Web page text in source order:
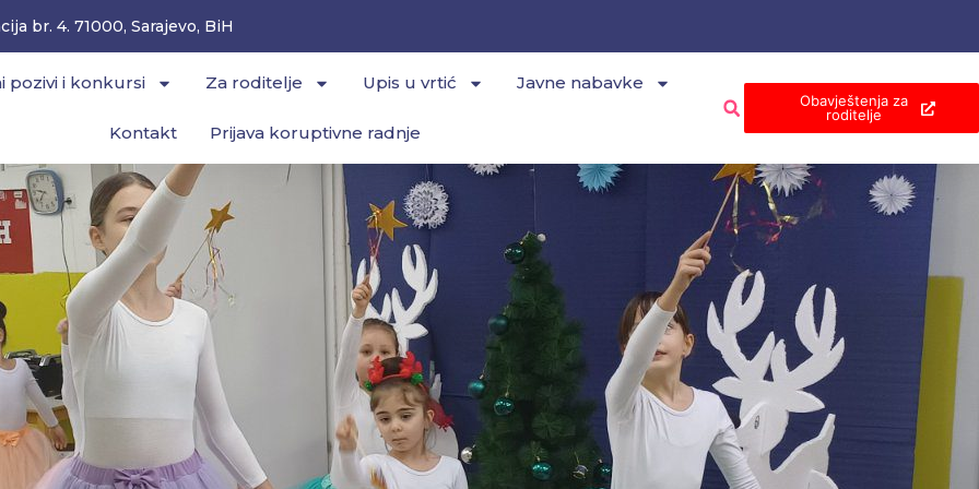
br. 4. 71000, Sarajevo, BiH
pozivi i konkursi Za roditelje Upis u vrtić Javne nabavke
Kontakt Prijava koruptivne radnje
Obavještenja za
roditelje